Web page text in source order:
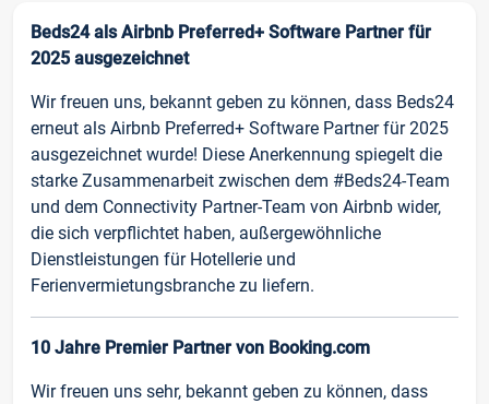
Beds24 als Airbnb Preferred+ Software Partner für
2025 ausgezeichnet
Wir freuen uns, bekannt geben zu können, dass Beds24
erneut als Airbnb Preferred+ Software Partner für 2025
ausgezeichnet wurde! Diese Anerkennung spiegelt die
starke Zusammenarbeit zwischen dem #Beds24-Team
und dem Connectivity Partner-Team von Airbnb wider,
die sich verpflichtet haben, außergewöhnliche
Dienstleistungen für Hotellerie und
Ferienvermietungsbranche zu liefern.
10 Jahre Premier Partner von Booking.com
Wir freuen uns sehr, bekannt geben zu können, dass